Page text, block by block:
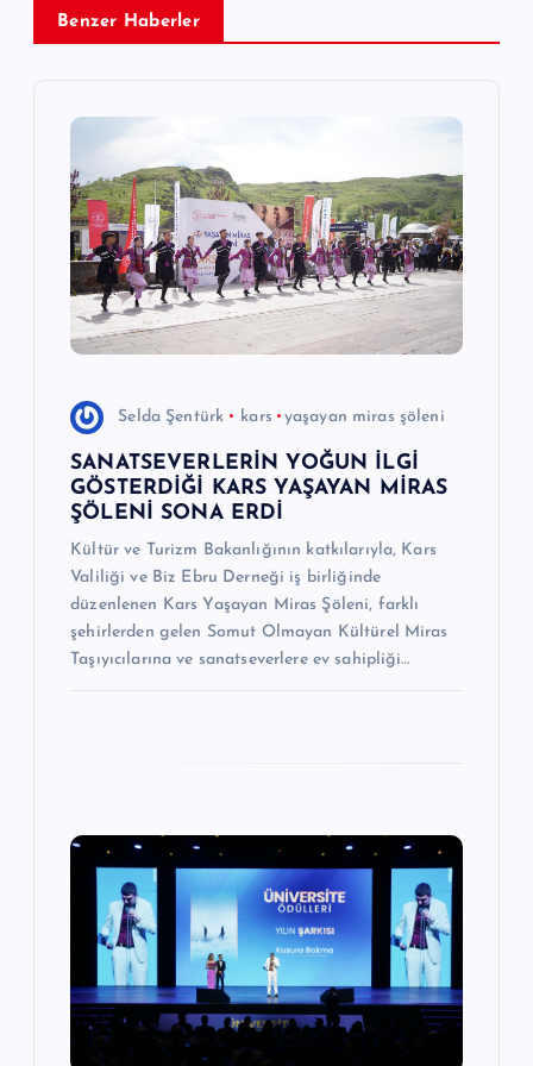
Benzer Haberler
Selda Şentürk kars yaşayan miras şöleni
SANATSEVERLERİN YOĞUN İLGİ
GÖSTERDİĞİ KARS YAŞAYAN MİRAS
ŞÖLENİ SONA ERDİ
Kültür ve Turizm Bakanlığının katkılarıyla, Kars
Valiliği ve Biz Ebru Derneği iş birliğinde
düzenlenen Kars Yaşayan Miras Şöleni, farklı
şehirlerden gelen Somut Olmayan Kültürel Miras
Taşıyıcılarına ve sanatseverlere ev sahipliği…